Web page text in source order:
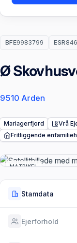
BFE9983799 ESR
Ø
9510 Arden
Mariagerfjord
Vrå
Fritliggende
MATRIKEL
Stamdata
Ejerforhold